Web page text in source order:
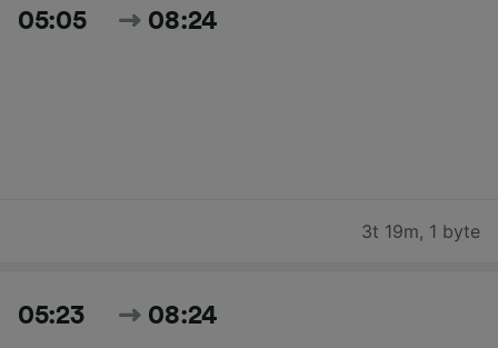
05:05 08:24
3t 19m, 1 byte
05:23 08:24